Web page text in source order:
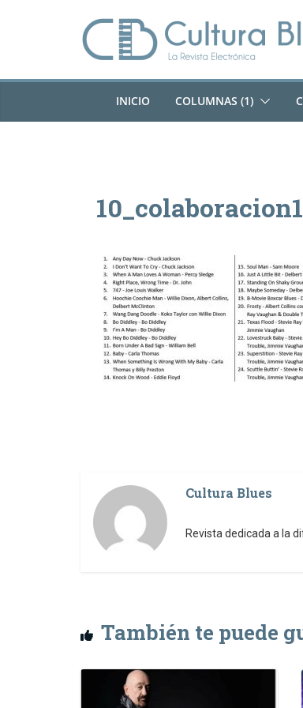
INICIO COLUMNAS (1)
10_colaboracion1
Cultura Blues
Revista dedicada a la
También te puede